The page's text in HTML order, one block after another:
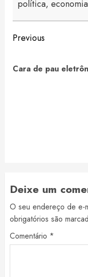
política,
Continue
Previous
Cara de pau
Deixe um
O seu endereço de e-
obrigatórios são
Comentário *